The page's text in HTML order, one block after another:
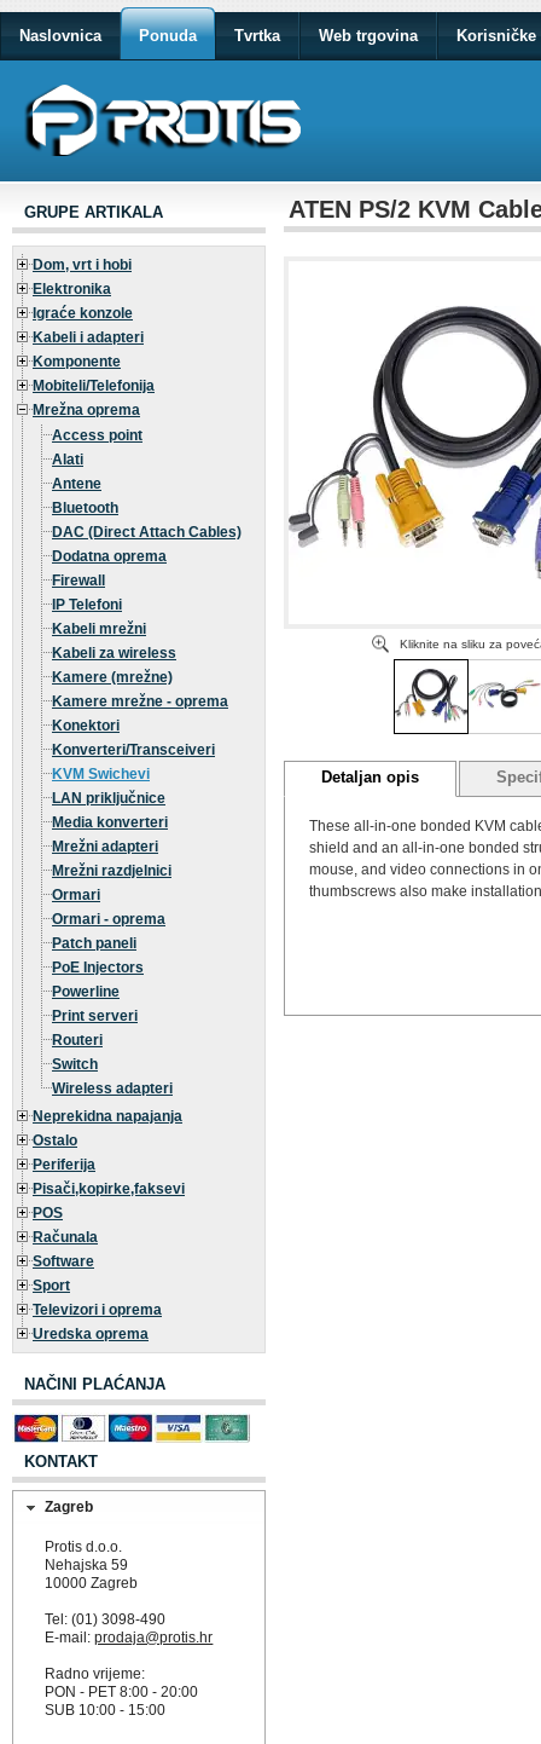
Naslovnica Ponuda Tvrtka Web trgovina Korisničke
GRUPE ARTIKALA
Dom, vrt i hobi
Elektronika
Igraće konzole
Kabeli i adapteri
Komponente
Mobiteli/Telefonija
Mrežna oprema
Access point
Alati
Antene
Bluetooth
DAC (Direct Attach Cables)
Dodatna oprema
Firewall
IP Telefoni
Kabeli mrežni
Kabeli za wireless
Kamere (mrežne)
Kamere mrežne - oprema
Konektori
Konverteri/Transceiveri
KVM Swichevi
LAN priključnice
Media konverteri
Mrežni adapteri
Mrežni razdjelnici
Ormari
Ormari - oprema
Patch paneli
PoE Injectors
Powerline
Print serveri
Routeri
Switch
Wireless adapteri
Neprekidna napajanja
Ostalo
Periferija
Pisači,kopirke,faksevi
POS
Računala
Software
Sport
Televizori i oprema
Uredska oprema
NAČINI PLAĆANJA
KONTAKT
Zagreb
Protis d.o.o.
Nehajska 59
10000 Zagreb
Tel: (01) 3098-490
E-mail:prodaja@protis.hr
Radno vrijeme:
PON - PET 8:00 - 20:00
SUB 10:00 - 15:00
ATEN PS/2 KVM
Kliknite na sliku za
Detaljan opis
These all-in-one bonded KVM
shield and an all-in-one bonded
mouse, and video connections in
thumbscrews also make